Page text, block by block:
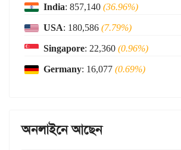
India: 857,140(36.96%)
USA: 180,586(7.79%)
Singapore: 22,360(0.96%)
Germany: 16,077(0.69%)
অনলাইনে আছেন